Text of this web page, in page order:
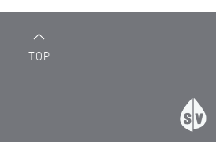
TOP